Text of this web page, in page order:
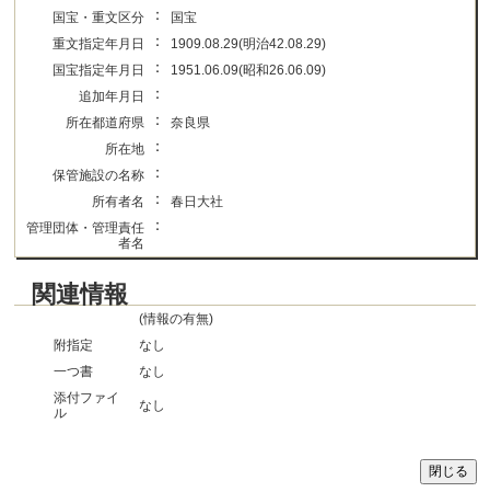
国宝・重文区分
：
国宝
重文指定年月日
：
1909.08.29(明治42.08.29)
国宝指定年月日
：
1951.06.09(昭和26.06.09)
追加年月日
：
所在都道府県 ：
奈良県
所在地
：
保管施設の名称 ：
所有者名 ：
春日大社
管理団体・管理責任
者名
：
関連情報
(情報の有無)
附指定
なし
一つ書
なし
添付ファイ
ル
なし